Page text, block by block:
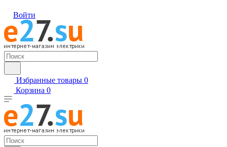
Войти
Избранные товары 0
Корзина 0